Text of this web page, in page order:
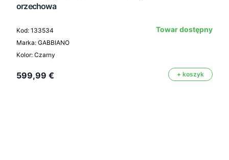
orzechowa
Kod: 133534
Marka: GABBIANO
Kolor: Czarny
Towar dostępny
599,99 € + koszyk